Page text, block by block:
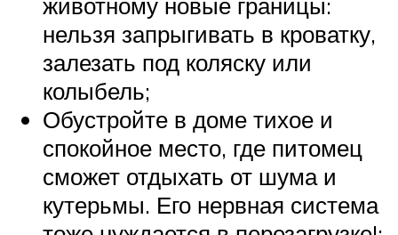
нельзя запрыгивать в кроватку,
залезать под коляску или
колыбель;
Обустройте в доме тихое и
спокойное место, где питомец
сможет отдыхать от шума и
кутерьмы. Его нервная система